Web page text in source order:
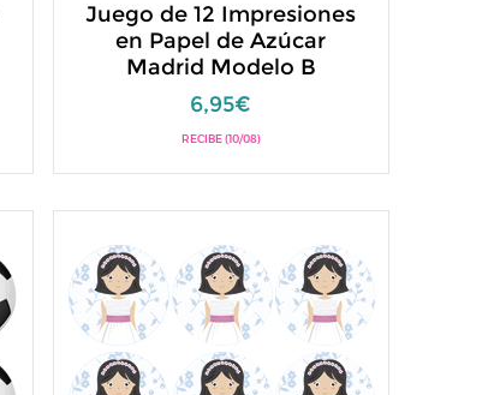
Juego de 12 Impresiones
en Papel de Azúcar
Madrid Modelo B
6,95€
RECIBE (10/08)